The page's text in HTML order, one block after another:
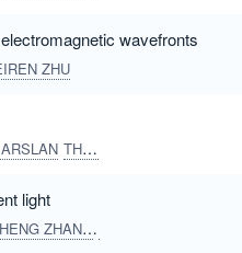
wavefronts
ZHU
THOMAS PERTSCH
light
ZHANG